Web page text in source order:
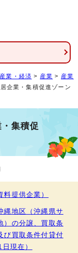
産業・経済 > 産業 > 産業
企業・集積促進ゾーン
集積促
提供企業）
縄地区（沖縄県サ
）の分譲、買取条
買取条件付貸付
現在）